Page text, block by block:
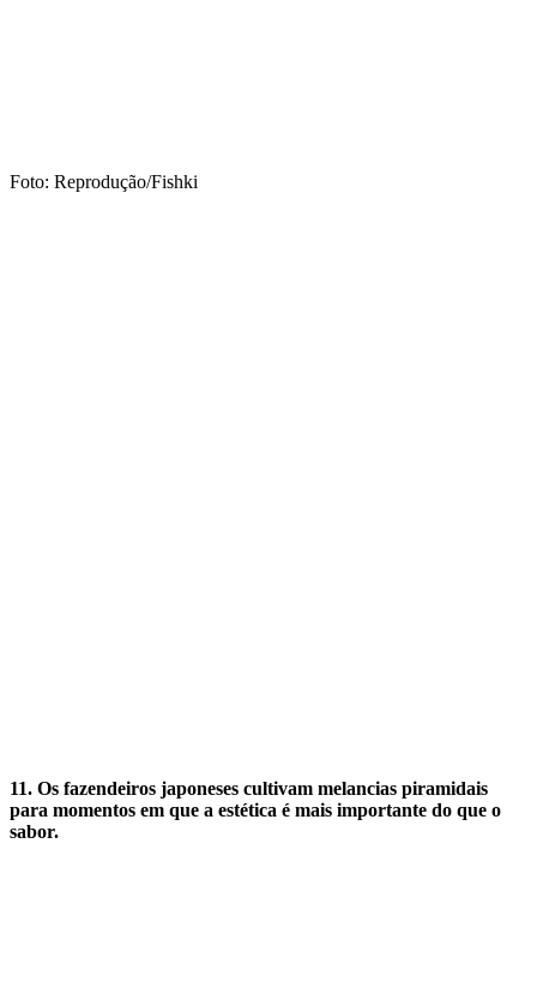
Foto: Reprodução/Fishki
11. Os fazendeiros japoneses cultivam melancias piramidais
para momentos em que a estética é mais importante do que o
sabor.